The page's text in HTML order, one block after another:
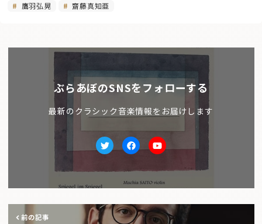
鷹羽弘晃 齋藤真知亜
ぶらあぼのSNSをフォローする
最新のクラシック音楽情報をお届けします
TwitterfacebookYoutube
前の記事